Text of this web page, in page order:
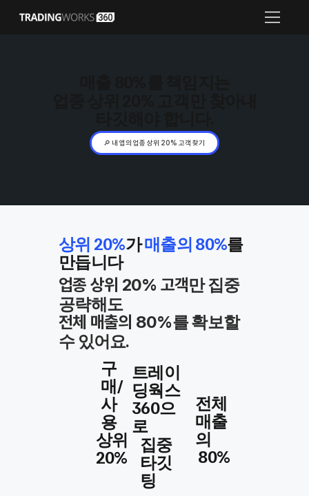
🔎 내 앱의 업종 상위 20% 고객 찾기
업종 상위 20% 고객만 집중
공략해도
전체 매출의 80%를 확보할
수 있어요.
구
매/
사
용
상위
20%
트레이
딩웍스
360으
로
집중
타깃
팅
​전체
매출
의
80%
상위 20%가매출의 80%를
만듭니다